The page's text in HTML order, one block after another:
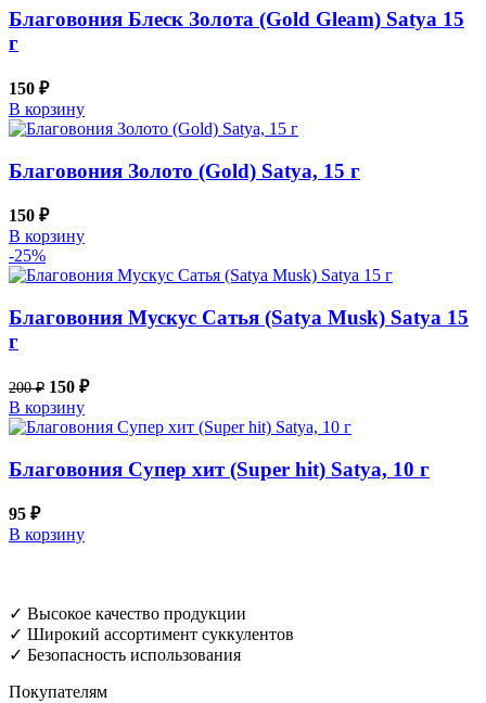
Благовония Блеск Золота (Gold Gleam) Satya 15
г
150 ₽
В корзину
Благовония Золото (Gold) Satya, 15 г
150 ₽
В корзину
-25%
Благовония Мускус Сатья (Satya Musk) Satya 15
г
200₽ 150 ₽
В корзину
Благовония Супер хит (Super hit) Satya, 10 г
95 ₽
В корзину
✓ Высокое качество продукции
✓ Широкий ассортимент суккулентов
✓ Безопасность использования
Покупателям